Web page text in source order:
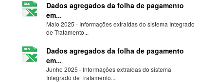
Dados agregados da folha de pagamento
em...
Maio 2025 - Informações extraídas do sistema Integrado
de Tratamento...
Dados agregados da folha de pagamento
em...
Junho 2025 - Informações extraídas do sistema
Integrado de Tratamento...